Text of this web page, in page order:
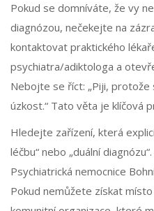
Pokud se domníváte, že vy
diagnózou, nečekejte na
kontaktovat praktického
psychiatra/adiktologa a
Nebojte se říct: „Piji,
úzkost.“ Tato věta je klíčová
Hledejte zařízení, která
léčbu“ nebo „duální
Psychiatrická nemocnice
Pokud nemůžete získat